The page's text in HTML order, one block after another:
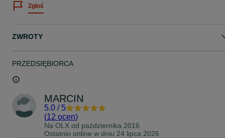
Zgłoś
ZWROTY
PRZEDSIĘBIORCA
MARCIN
5.0 / 5
(12 ocen)
Na OLX od października 2016
Ostatnio online w dniu 24 lipca 2026